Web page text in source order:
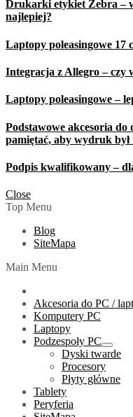
Drukarki etykiet Zebra –
najlepiej?
Laptopy poleasingowe 17
Integracja z Allegro – czy
Laptopy poleasingowe –
Podstawowe akcesoria
pamiętać, aby wydruk był
Podpis kwalifikowany –
Close
Top Menu
Blog
SiteMapa
Main Menu
Akcesoria do PC /
Komputery PC
Laptopy
Podzespoły PC
Show
sub
Dyski twarde
Procesory
Płyty główne
Tablety
Peryferia